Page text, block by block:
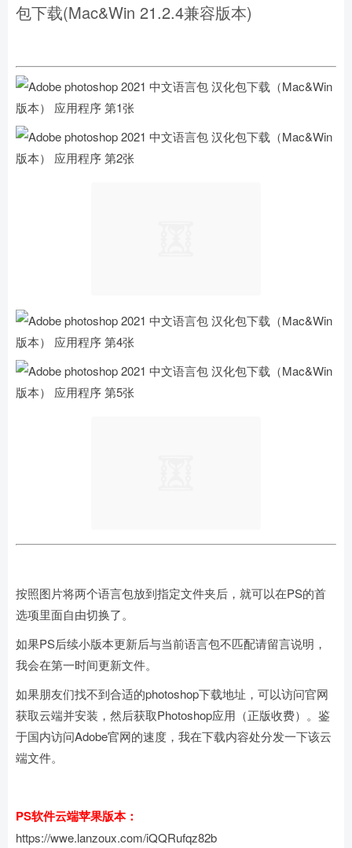
包下载(Mac&Win 21.2.4兼容版本)
按照图片将两个语言包放到指定文件夹后，就可以在PS的首
选项里面自由切换了。
如果PS后续小版本更新后与当前语言包不匹配请留言说明，
我会在第一时间更新文件。
如果朋友们找不到合适的photoshop下载地址，可以访问官网
获取云端并安装，然后获取Photoshop应用（正版收费）。鉴
于国内访问Adobe官网的速度，我在下载内容处分发一下该云
端文件。
PS软件云端苹果版本：
https://wwe.lanzoux.com/iQQRufqz82b